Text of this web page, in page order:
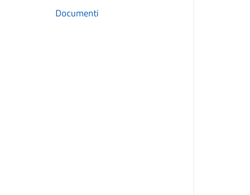
Documenti